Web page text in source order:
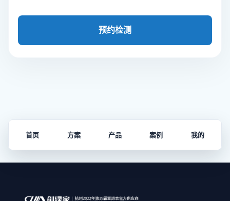
预约检测
首页 方案 产品 案例 我的